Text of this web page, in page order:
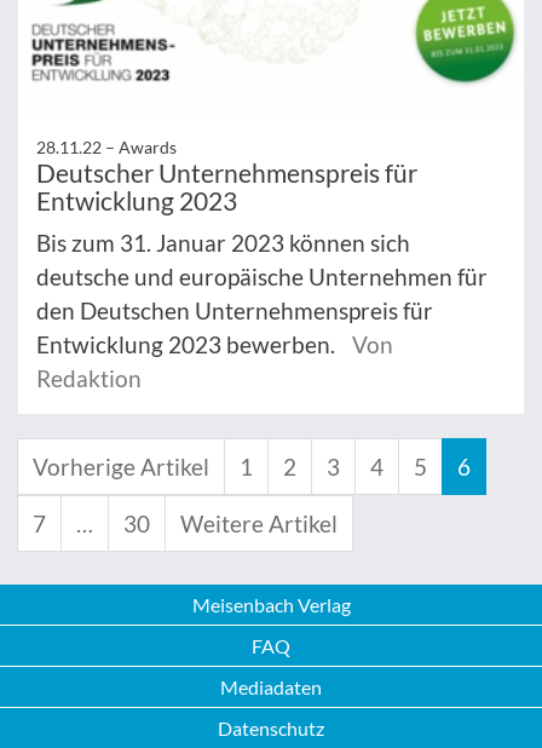
28.11.22 – Awards
Deutscher Unternehmenspreis für
Entwicklung 2023
Bis zum 31. Januar 2023 können sich
deutsche und europäische Unternehmen für
den Deutschen Unternehmenspreis für
Entwicklung 2023 bewerben.
Von
Redaktion
Vorherige Artikel 1 2 3 4 5 6
7 … 30 Weitere Artikel
Meisenbach Verlag
FAQ
Mediadaten
Datenschutz